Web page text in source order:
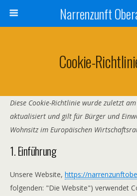
Narrenzunft
Cookie-
Diese Cookie-Richtlinie wurde zuletzt
aktualisiert und gilt für Bürger und
Wohnsitz im Europäischen
1. Einführung
Unsere Website, https://
folgenden: "Die Website") verwendet